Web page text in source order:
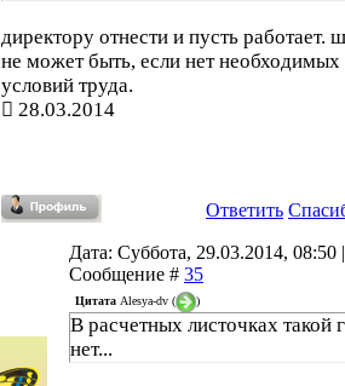
директору отнести и пусть работает.
не может быть, если нет необходимых
условий труда.
28.03.2014
Ответить
Дата: Суббота, 29.03.2014, 08:50 |
Сообщение # 35
Цитата Alesya-dv ( )
В расчетных листочках такой
нет...